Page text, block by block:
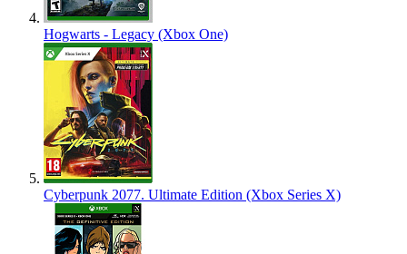
Hogwarts - Legacy (Xbox One)
Cyberpunk 2077. Ultimate Edition (Xbox Series X)